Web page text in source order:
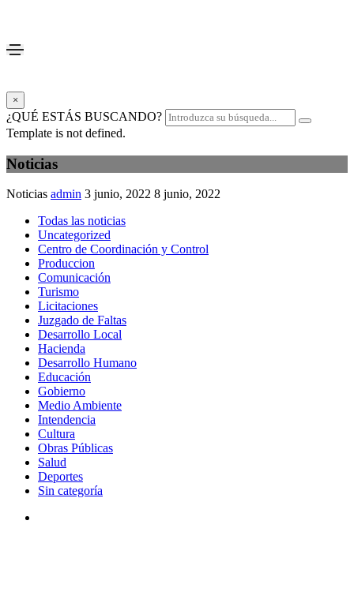
×
¿QUÉ ESTÁS BUSCANDO?
Template is not defined.
Noticias
Noticias admin 3 junio, 2022 8 junio, 2022
Todas las noticias
Uncategorized
Centro de Coordinación y Control
Produccion
Comunicación
Turismo
Licitaciones
Juzgado de Faltas
Desarrollo Local
Hacienda
Desarrollo Humano
Educación
Gobierno
Medio Ambiente
Intendencia
Cultura
Obras Públicas
Salud
Deportes
Sin categoría